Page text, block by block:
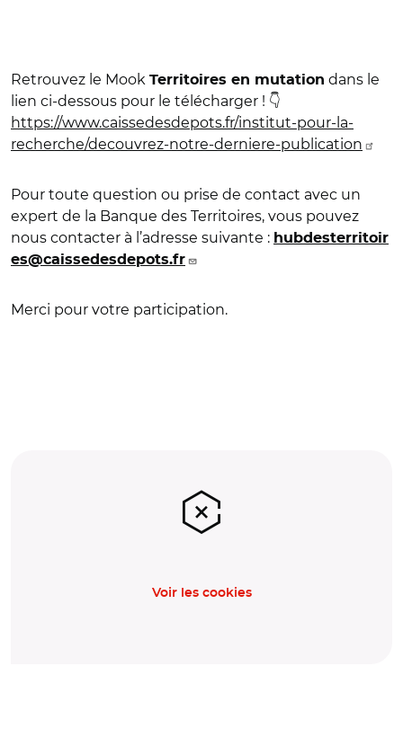
Retrouvez le Mook Territoires en mutation dans le
lien ci-dessous pour le télécharger ! 👇
https://www.caissedesdepots.fr/institut-pour-la-
recherche/decouvrez-notre-derniere-publication
Pour toute question ou prise de contact avec un
expert de la Banque des Territoires, vous pouvez
nous contacter à l’adresse suivante : hubdesterritoir
es@caissedesdepots.fr
Merci pour votre participation.
Voir les cookies